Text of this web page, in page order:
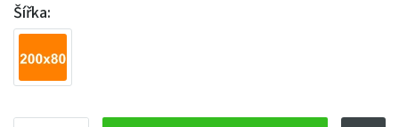
Šířka: